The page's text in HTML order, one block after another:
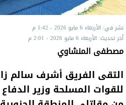
نشر في: الأربعاء 6 مايو 2026 - 1:42 م
آخر تحديث: الأربعاء 6 مايو 2026 - 2:01 م
مصطفى المنشاوي
التقى الفريق أشرف سالم
للقوات المسلحة وزير الدفاع